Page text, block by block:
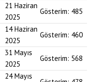
21 Haziran
2025
Gösterim: 485
14 Haziran
2025
Gösterim: 460
31 Mayıs
2025
Gösterim: 568
24 Mayıs